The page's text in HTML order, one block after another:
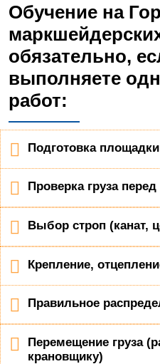
Обучение на
обязательно,
выполняете
работ:
Подготовка площадки
Проверка груза
Выбор строп (канат,
Крепление,
Правильное
Перемещение груза
крановщику)